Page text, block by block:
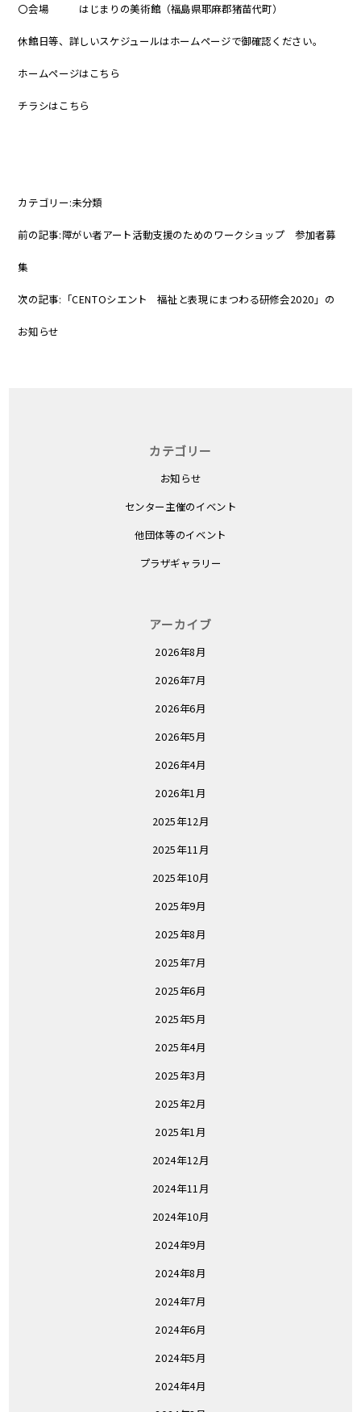
〇会場 はじまりの美術館（福島県耶麻郡猪苗代町）
休館日等、詳しいスケジュールはホームページで御確認ください。
ホームページはこちら
チラシはこちら
カテゴリー:未分類
前の記事:障がい者アート活動支援のためのワークショップ 参加者募
集
次の記事: 「CENTOシエント 福祉と表現にまつわる研修会2020」の
お知らせ
カテゴリー
お知らせ
センター主催のイベント
他団体等のイベント
プラザギャラリー
アーカイブ
2026年8月
2026年7月
2026年6月
2026年5月
2026年4月
2026年1月
2025年12月
2025年11月
2025年10月
2025年9月
2025年8月
2025年7月
2025年6月
2025年5月
2025年4月
2025年3月
2025年2月
2025年1月
2024年12月
2024年11月
2024年10月
2024年9月
2024年8月
2024年7月
2024年6月
2024年5月
2024年4月